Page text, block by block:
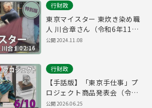
02:16
行財政
東京マイスター 東炊き染め職
人 川合章さん（令和6年11月8
日 東京デイリーニュース特別
公開2024.11.08
行財政
【手話版】「東京手仕事」プ
ロジェクト商品発表会（令和8
年6月10日 東京デイリーニュ
公開2026.06.25